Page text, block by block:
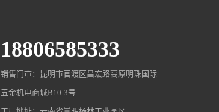
18806585333
销售门市：昆明市官渡区昌宏路高原明珠国际
五金机电商城B10-3号